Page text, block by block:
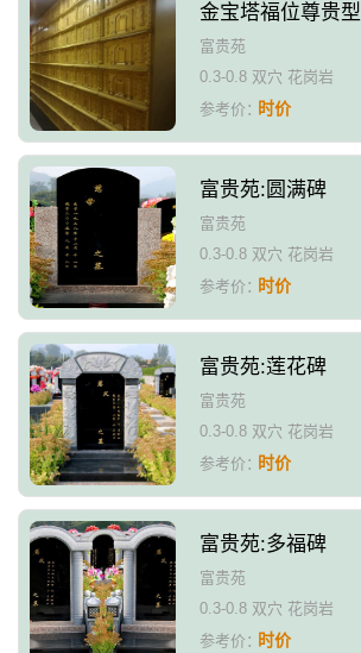
金宝塔福位尊贵型
富贵苑
0.3-0.8 双穴 花岗岩
参考价：时价
富贵苑:圆满碑
富贵苑
0.3-0.8 双穴 花岗岩
参考价：时价
富贵苑:莲花碑
富贵苑
0.3-0.8 双穴 花岗岩
参考价：时价
富贵苑:多福碑
富贵苑
0.3-0.8 双穴 花岗岩
参考价：时价